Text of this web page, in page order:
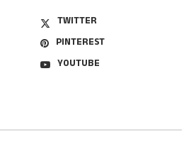
TWITTER
PINTEREST
YOUTUBE